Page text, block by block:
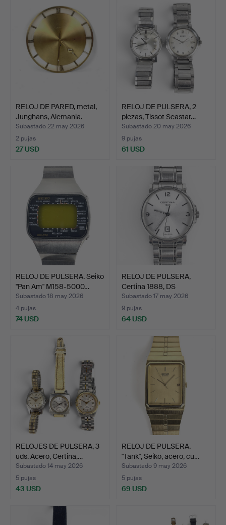
RELOJ DE PARED, metal,
Junghans, Alemania.
Subastado 22 may 2026
2 pujas
27 USD
RELOJ DE PULSERA, 2
piezas, Tissot Seastar…
Subastado 20 may 2026
9 pujas
61 USD
RELOJ DE PULSERA. Seiko
"Pan Am" M158-5000…
Subastado 18 may 2026
4 pujas
74 USD
RELOJ DE PULSERA,
Certina 1888, DS
Caimano…
Subastado 17 may 2026
9 pujas
64 USD
RELOJES DE PULSERA, 3
uds. Acero, Certina,…
Subastado 14 may 2026
5 pujas
43 USD
RELOJ DE PULSERA.
"Tank", Seiko, acero, cu…
Subastado 9 may 2026
5 pujas
69 USD